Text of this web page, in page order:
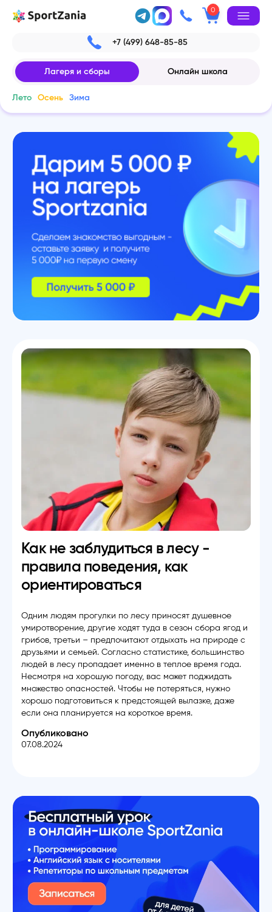
0
+7 (499) 648-85-85
Лагеря и сборы Онлайн школа
Лето Осень Зима
Как не заблудиться в лесу -
правила поведения, как
ориентироваться
Одним людям прогулки по лесу приносят душевное
умиротворение, другие ходят туда в сезон сбора ягод и
грибов, третьи – предпочитают отдыхать на природе с
друзьями и семьей. Согласно статистике, большинство
людей в лесу пропадает именно в теплое время года.
Несмотря на хорошую погоду, вас может поджидать
множество опасностей. Чтобы не потеряться, нужно
хорошо подготовиться к предстоящей вылазке, даже
если она планируется на короткое время.
Опубликовано
07.08.2024